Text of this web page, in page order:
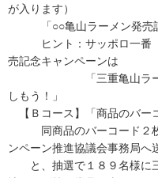
が入ります）
「○○亀山ラーメン発売記
ヒント：サッポロ一番
売記念キャンペーンは
「三重亀山ラーメン
しもう！」
【Ｂコース】「商品のバー
同商品のバーコード２枚
ンペーン推進協議会事務局へ
と、抽選で１８９名様に